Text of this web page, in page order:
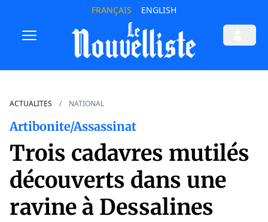
FRANÇAIS ENGLISH
ACTUALITES NATIONAL
Artibonite/Assassinat
Trois cadavres mutilés
découverts dans une
ravine à Dessalines